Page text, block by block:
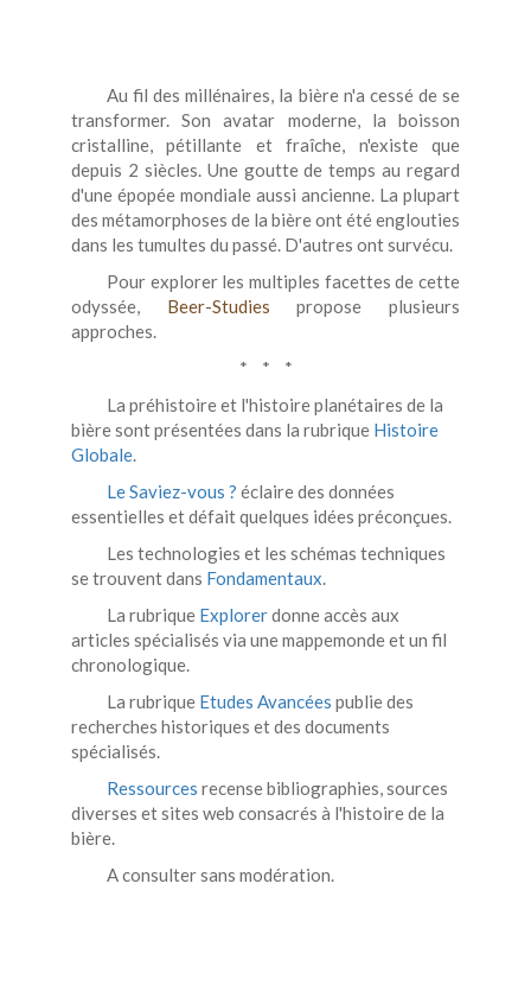
Au fil des millénaires, la bière n'a cessé de se
transformer. Son avatar moderne, la boisson
cristalline, pétillante et fraîche, n'existe que
depuis 2 siècles. Une goutte de temps au regard
d'une épopée mondiale aussi ancienne. La plupart
des métamorphoses de la bière ont été englouties
dans les tumultes du passé. D'autres ont survécu.
Pour explorer les multiples facettes de cette
odyssée, Beer-Studies propose plusieurs
approches.
* * *
La préhistoire et l'histoire planétaires de la
bière sont présentées dans la rubrique Histoire
Globale.
Le Saviez-vous ? éclaire des données
essentielles et défait quelques idées préconçues.
Les technologies et les schémas techniques
se trouvent dans Fondamentaux.
La rubrique Explorerdonne accès aux
articles spécialisés via une mappemonde et un fil
chronologique.
La rubrique Etudes Avancées publie des
recherches historiques et des documents
spécialisés.
Ressources recense bibliographies, sources
diverses et sites web consacrés à l'histoire de la
bière.
A consulter sans modération.